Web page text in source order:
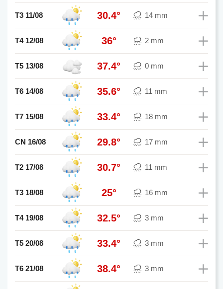
T3 11/08 30.4° 14 mm
T4 12/08 36° 2 mm
T5 13/08 37.4° 0 mm
T6 14/08 35.6° 11 mm
T7 15/08 33.4° 18 mm
CN 16/08 29.8° 17 mm
T2 17/08 30.7° 11 mm
T3 18/08 25° 16 mm
T4 19/08 32.5° 3 mm
T5 20/08 33.4° 3 mm
T6 21/08 38.4° 3 mm